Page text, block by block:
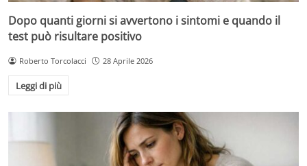
Dopo quanti giorni si avvertono i sintomi e quando il
test può risultare positivo
Roberto Torcolacci 28 Aprile 2026
Leggi di più